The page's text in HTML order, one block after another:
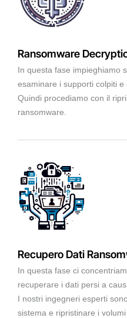
Ransomware
In questa fase impieghiamo
esaminare i supporti colpiti e
Quindi procediamo con il
ransomware.
Recupero Dati
In questa fase ci
recuperare i dati persi a
I nostri ingegneri esperti
sistema e ripristinare i volumi